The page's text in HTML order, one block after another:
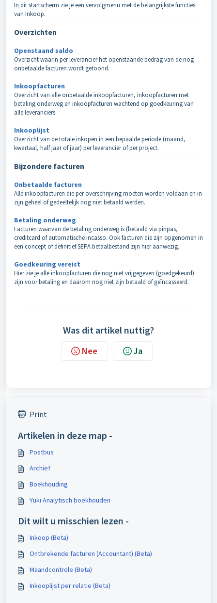
In dit startscherm zie je een vervolgmenu met de belangrijkste functies
van Inkoop.
Overzichten
Openstaand saldo
Overzicht waarin per leverancier het openstaande bedrag van de nog
onbetaalde facturen wordt getoond.
Inkoopfacturen
Overzicht van alle onbetaalde inkoopfacturen, inkoopfacturen met
betaling onderweg en inkoopfacturen wachtend op goedkeuring van
alle leveranciers.
Inkooplijst
Overzicht van de totale inkopen in een bepaalde periode (maand,
kwartaal, half jaar of jaar) per leverancier of per project.
Bijzondere facturen
Onbetaalde facturen
Alle inkoopfacturen die per overschrijving moeten worden voldaan en in
zijn geheel of gedeeltelijk nog niet betaald werden.
Betaling onderweg
Facturen waarvan de betaling onderweg is (betaald via pinpas,
creditcard of automatische incasso. Ook facturen die zijn opgenomen in
een concept of definitief SEPA betaalbestand zijn hier aanwezig.
Goedkeuring vereist
Hier zie je alle inkoopfacturen die nog niet vrijgegeven (goedgekeurd)
zijn voor betaling en daarom nog niet zijn betaald of geïncasseerd.
Was dit artikel nuttig?
Nee Ja
Print
Artikelen in deze map -
Postbus
Archief
Boekhouding
Yuki Analytisch boekhouden
Dit wilt u misschien lezen -
Inkoop (Beta)
Ontbrekende facturen (Accountant) (Beta)
Maandcontrole (Beta)
Inkooplijst per relatie (Beta)